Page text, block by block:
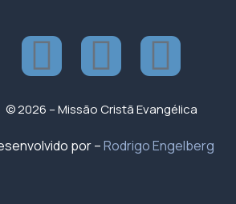
© 2026 – Missão Cristã Evangélica
por –Rodrigo Engelberg